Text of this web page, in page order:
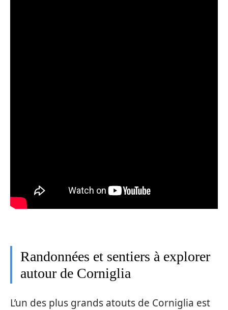
Randonnées et sentiers à explorer
autour de Corniglia
L’un des plus grands atouts de Corniglia est